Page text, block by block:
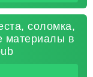
соломка,
материалы в